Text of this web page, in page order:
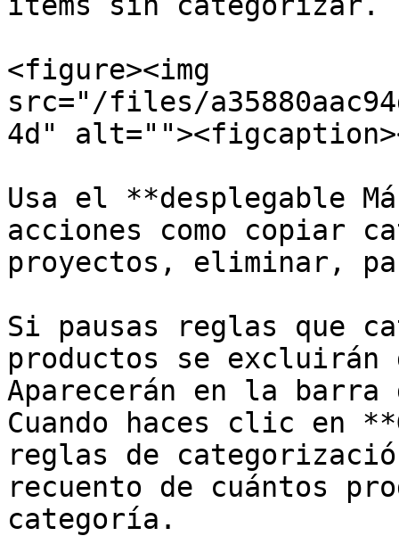
<figure><img
src="/files/
4d"
Usa el **desplegable
acciones como copiar
proyectos, eliminar,
Si pausas reglas que
productos se
Aparecerán en la barra
Cuando haces clic en
reglas de
recuento de cuántos
categoría.